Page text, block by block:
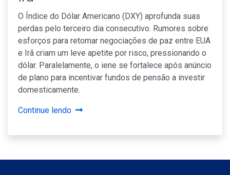
O Índice do Dólar Americano (DXY) aprofunda suas
perdas pelo terceiro dia consecutivo. Rumores sobre
esforços para retomar negociações de paz entre EUA
e Irã criam um leve apetite por risco, pressionando o
dólar. Paralelamente, o iene se fortalece após anúncio
de plano para incentivar fundos de pensão a investir
domesticamente.
Continue lendo